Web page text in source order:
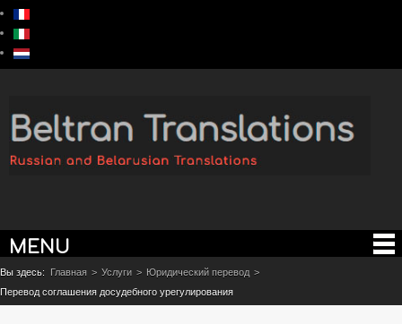
MENU
Вы здесь: Главная > Услуги > Юридический перевод >
Перевод соглашения досудебного урегулирования